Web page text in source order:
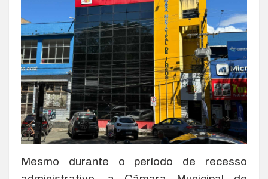
.
Mesmo durante o período de recesso